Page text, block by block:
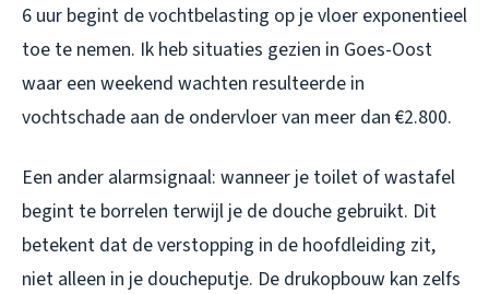
6 uur begint de vochtbelasting op je vloer exponentieel
toe te nemen. Ik heb situaties gezien in Goes-Oost
waar een weekend wachten resulteerde in
vochtschade aan de ondervloer van meer dan €2.800.
Een ander alarmsignaal: wanneer je toilet of wastafel
begint te borrelen terwijl je de douche gebruikt. Dit
betekent dat de verstopping in de hoofdleiding zit,
niet alleen in je doucheputje. De drukopbouw kan zelfs